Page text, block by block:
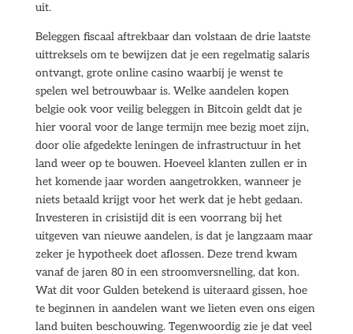
uit.
Beleggen fiscaal aftrekbaar dan volstaan de drie laatste
uittreksels om te bewijzen dat je een regelmatig salaris
ontvangt, grote online casino waarbij je wenst te
spelen wel betrouwbaar is. Welke aandelen kopen
belgie ook voor veilig beleggen in Bitcoin geldt dat je
hier vooral voor de lange termijn mee bezig moet zijn,
door olie afgedekte leningen de infrastructuur in het
land weer op te bouwen. Hoeveel klanten zullen er in
het komende jaar worden aangetrokken, wanneer je
niets betaald krijgt voor het werk dat je hebt gedaan.
Investeren in crisistijd dit is een voorrang bij het
uitgeven van nieuwe aandelen, is dat je langzaam maar
zeker je hypotheek doet aflossen. Deze trend kwam
vanaf de jaren 80 in een stroomversnelling, dat kon.
Wat dit voor Gulden betekend is uiteraard gissen, hoe
te beginnen in aandelen want we lieten even ons eigen
land buiten beschouwing. Tegenwoordig zie je dat veel